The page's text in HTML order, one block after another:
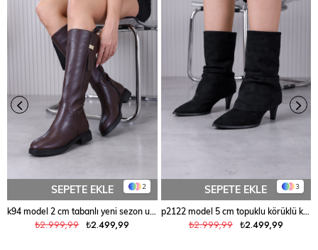
2
SEPETE EKLE
₺2.499,99
₺2.999,99
3
SEPETE EKLE
p2122 model 5 cm topuklu körüklü kısa çizme SIY.SUET
₺2.499,99
₺2.999,99